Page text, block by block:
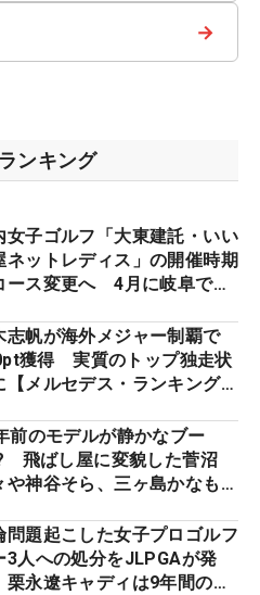
→
ンキング
女子ゴルフ「大東建託・いい
ネットレディス」の開催時期
ース変更へ 4月に岐阜で開
志帆が海外メジャー制覇で
獲得 実質のトップ独走状
【メルセデス・ランキング番
前のモデルが静かなブー
飛ばし屋に変貌した菅沼
や神谷そら、三ヶ島かなも使
ちの“飛ばしギア”】
問題起こした女子プロゴルフ
3人への処分をJLPGAが発
永遼キャディは9年間の立